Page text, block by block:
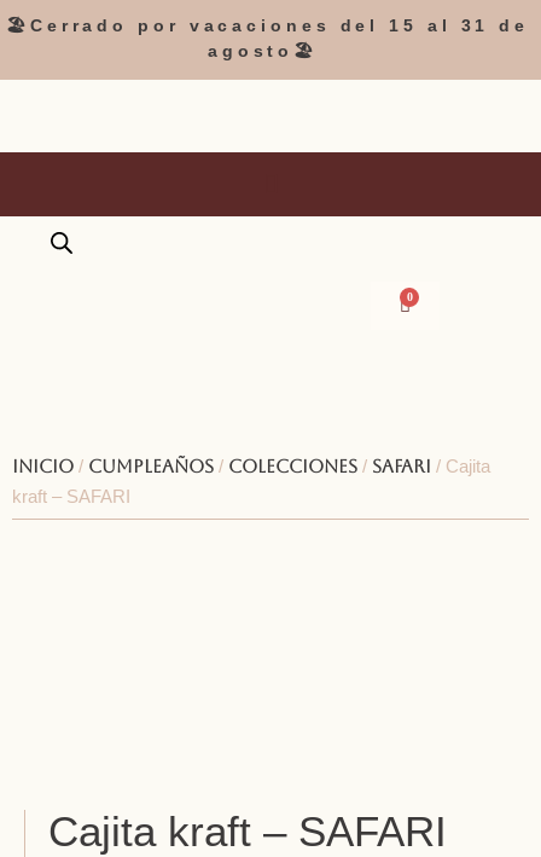
🏖️Cerrado por vacaciones del 15 al 31 de
agosto🏖️
0
Inicio / Cumpleaños / Colecciones / Safari / Cajita
kraft – SAFARI
Cajita kraft – SAFARI